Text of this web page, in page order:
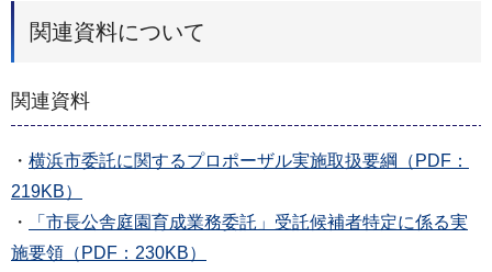
関連資料について
関連資料
・ 横浜市委託に関するプロポーザル実施取扱要綱（PDF：
219KB）
・
「市長公舎庭園育成業務委託」受託候補者特定に係る実
施要領（PDF：230KB）